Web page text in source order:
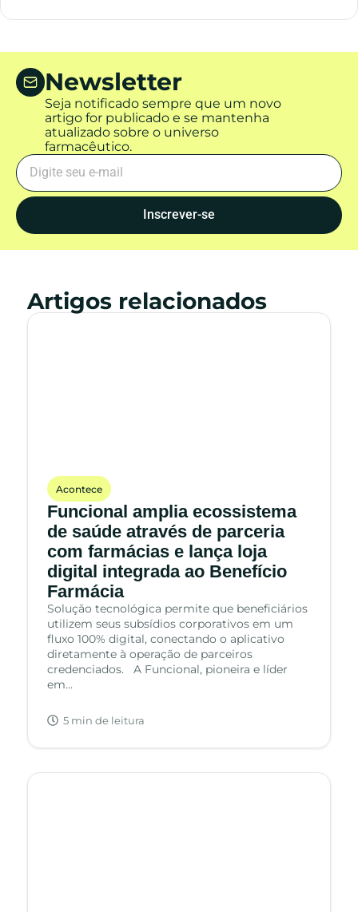
Newsletter
Seja notificado sempre que um novo
artigo for publicado e se mantenha
atualizado sobre o universo
farmacêutico.
Inscrever-se
Artigos relacionados
Acontece
Funcional amplia ecossistema
de saúde através de parceria
com farmácias e lança loja
digital integrada ao Benefício
Farmácia
Solução tecnológica permite que beneficiários
utilizem seus subsídios corporativos em um
fluxo 100% digital, conectando o aplicativo
diretamente à operação de parceiros
credenciados. A Funcional, pioneira e líder
em…
5 min de leitura